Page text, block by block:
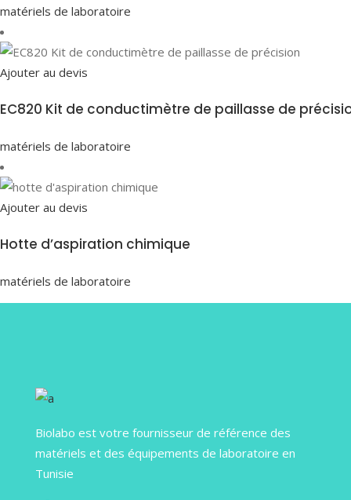
matériels de laboratoire
Ajouter au devis
EC820 Kit de conductimètre de paillasse de
matériels de laboratoire
Ajouter au devis
Hotte d’aspiration chimique
matériels de laboratoire
Biolabo est votre fournisseur de référence des
matériels et des équipements de laboratoire en
Tunisie